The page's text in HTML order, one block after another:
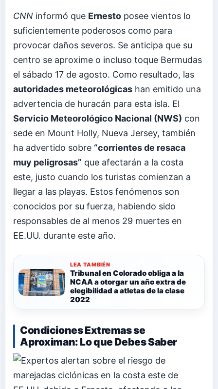
CNN informó que Ernesto posee vientos lo
suficientemente poderosos como para
provocar daños severos. Se anticipa que su
centro se aproxime o incluso toque Bermudas
el sábado 17 de agosto. Como resultado, las
autoridades meteorológicas han emitido una
advertencia de huracán para esta isla. El
Servicio Meteorológico Nacional (NWS) con
sede en Mount Holly, Nueva Jersey, también
ha advertido sobre “corrientes de resaca
muy peligrosas” que afectarán a la costa
este, justo cuando los turistas comienzan a
llegar a las playas. Estos fenómenos son
conocidos por su fuerza, habiendo sido
responsables de al menos 29 muertes en
EE.UU. durante este año.
LEA TAMBIÉN
Tribunal en Colorado obliga a la
NCAA a otorgar un año extra de
elegibilidad a atletas de la clase
2022
Condiciones Extremas se
Aproximan: Lo que Debes Saber